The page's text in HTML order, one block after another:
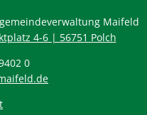
Maifeld
4-6 | 56751 Polch
0